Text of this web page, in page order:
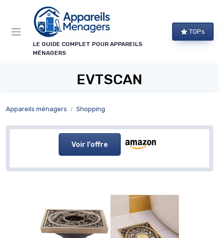
LE GUIDE COMPLET POUR APPAREILS
MÉNAGERS
TOPs
EVTSCAN
Appareils ménagers Shopping
Voir l'offre
Panneau de gestion des cookies